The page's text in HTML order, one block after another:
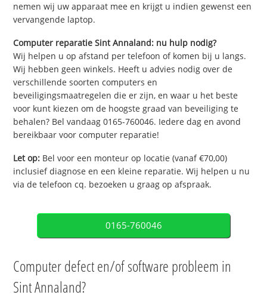
nemen wij uw apparaat mee en krijgt u indien gewenst een
vervangende laptop.
Computer reparatie Sint Annaland: nu hulp nodig?
Wij helpen u op afstand per telefoon of komen bij u langs.
Wij hebben geen winkels. Heeft u advies nodig over de
verschillende soorten computers en
beveiligingsmaatregelen die er zijn, en waar u het beste
voor kunt kiezen om de hoogste graad van beveiliging te
behalen? Bel vandaag 0165-760046. Iedere dag en avond
bereikbaar voor computer reparatie!
Let op: Bel voor een monteur op locatie (vanaf €70,00)
inclusief diagnose en een kleine reparatie. Wij helpen u nu
via de telefoon cq. bezoeken u graag op afspraak.
0165-760046
Computer defect en/of software probleem in
Sint Annaland?